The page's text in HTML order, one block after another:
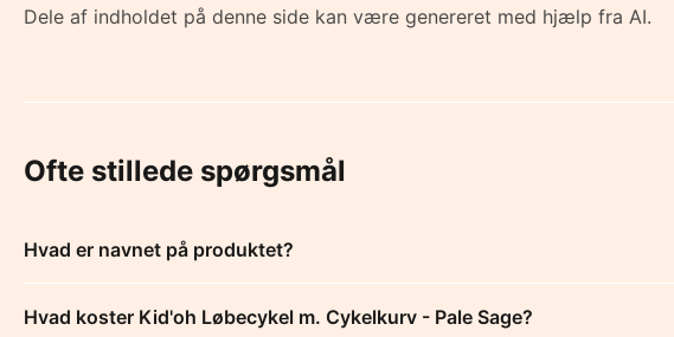
Dele af indholdet på denne side kan være genereret med hjælp fra AI.
Ofte stillede spørgsmål
Hvad er navnet på produktet?
Hvad koster Kid'oh Løbecykel m. Cykelkurv - Pale Sage?